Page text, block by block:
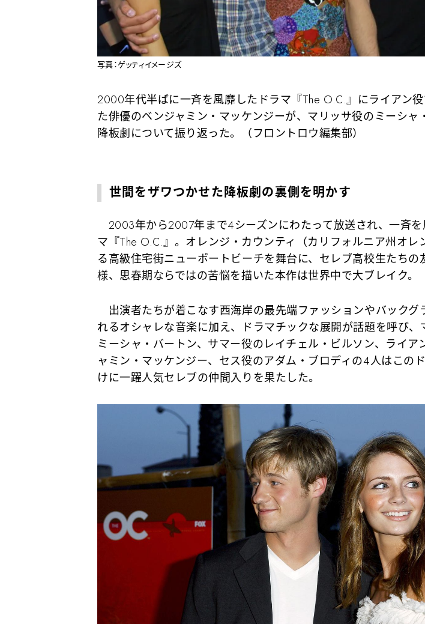
写真：ゲッティイメージズ
2000年代半ばに一斉を風靡したドラマ『The O.C.』にライアン
た俳優のベンジャミン・マッケンジーが、マリッサ役のミーシャ
降板劇について振り返った。（フロントロウ編集部）
世間をザワつかせた降板劇の裏側を明かす
2003年から2007年まで4シーズンにわたって放送され、一斉を
マ『The O.C.』。オレンジ・カウンティ（カリフォルニア州オレ
る高級住宅街ニューポートビーチを舞台に、セレブ高校生たちの
様、思春期ならではの苦悩を描いた本作は世界中で大ブレイク。
出演者たちが着こなす西海岸の最先端ファッションやバックグ
れるオシャレな音楽に加え、ドラマチックな展開が話題を呼び、
ミーシャ・バートン、サマー役のレイチェル・ビルソン、ライア
ャミン・マッケンジー、セス役のアダム・ブロディの4人はこの
けに一躍人気セレブの仲間入りを果たした。